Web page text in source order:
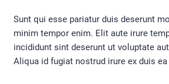
Sunt qui esse pariatur duis deserunt
minim tempor enim. Elit aute irure
incididunt sint deserunt ut voluptate
Aliqua id fugiat nostrud irure ex duis